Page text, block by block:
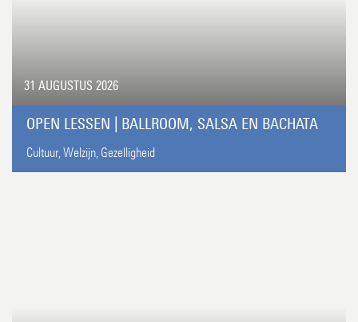
31 AUGUSTUS 2026
OPEN LESSEN | BALLROOM, SALSA EN BACHATA
Cultuur,Welzijn, Gezelligheid